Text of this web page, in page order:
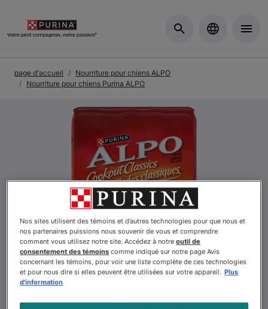
page d'accueil
Nourriture pour chiens ALPO
Nourriture pour chiens Purina ALPO
Nos sites utilisent des témoins et d’autres technologies pour que nous et
nos partenaires puissions nous souvenir de vous et comprendre
comment vous utilisez notre site. Accédez à notreoutil de
consentement des témoins comme indiqué sur notre page Avis
concernant les témoins, pour voir une liste complète de ces technologies
et pour nous dire si elles peuvent être utilisées sur votre appareil. Plus
d'information